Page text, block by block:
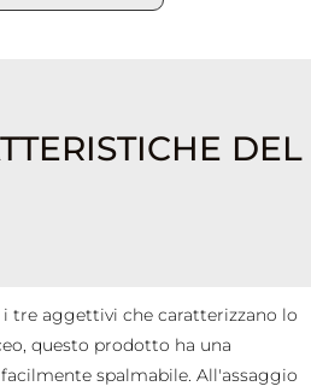
i tre aggettivi che caratterizzano lo
questo prodotto ha una
spalmabile. All'assaggio